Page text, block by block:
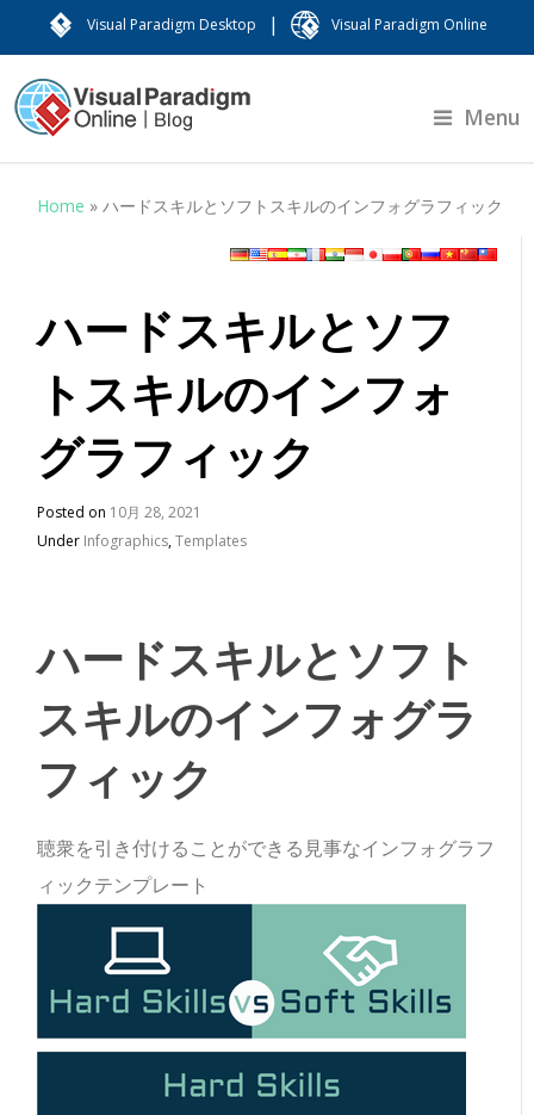
Visual Paradigm Desktop | Visual Paradigm Online
Menu
Home »ハードスキルとソフトスキルのインフォグラフィック
ハードスキルとソフ
トスキルのインフォ
グラフィック
Posted on 10月 28, 2021
Under Infographics,Templates
ハードスキルとソフト
スキルのインフォグラ
フィック
聴衆を引き付けることができる見事なインフォグラフ
ィックテンプレート